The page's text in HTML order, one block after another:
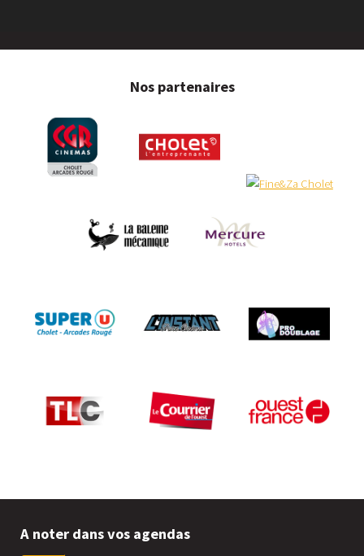
Nos partenaires
A noter dans vos agendas